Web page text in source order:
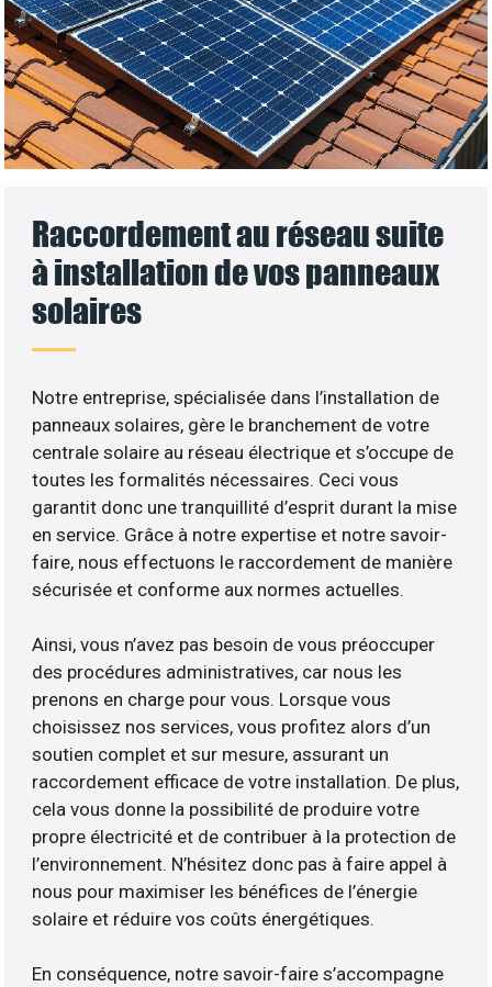
Raccordement au réseau suite
à installation de vos panneaux
solaires
Notre entreprise, spécialisée dans l’installation de
panneaux solaires, gère le branchement de votre
centrale solaire au réseau électrique et s’occupe de
toutes les formalités nécessaires. Ceci vous
garantit donc une tranquillité d’esprit durant la mise
en service. Grâce à notre expertise et notre savoir-
faire, nous effectuons le raccordement de manière
sécurisée et conforme aux normes actuelles.
Ainsi, vous n’avez pas besoin de vous préoccuper
des procédures administratives, car nous les
prenons en charge pour vous. Lorsque vous
choisissez nos services, vous profitez alors d’un
soutien complet et sur mesure, assurant un
raccordement efficace de votre installation. De plus,
cela vous donne la possibilité de produire votre
propre électricité et de contribuer à la protection de
l’environnement. N’hésitez donc pas à faire appel à
nous pour maximiser les bénéfices de l’énergie
solaire et réduire vos coûts énergétiques.
En conséquence, notre savoir-faire s’accompagne